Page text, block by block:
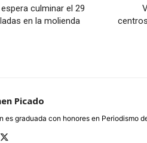
culminar el 29
en la molienda
Picado
es graduada con honores en Periodismo